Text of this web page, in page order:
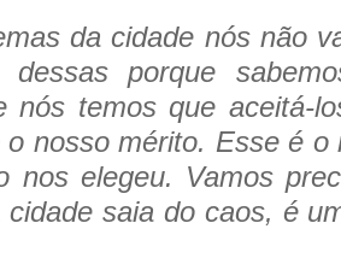
da cidade nós não
dessas porque
nós temos que aceitá-
nosso mérito. Esse é
nos elegeu. Vamos
cidade saia do caos, é